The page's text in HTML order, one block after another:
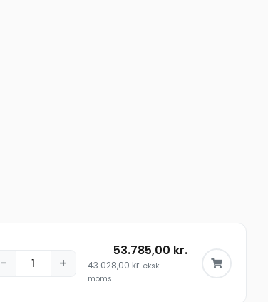
− +
53.785,00 kr.
43.028,00 kr. ekskl.
moms